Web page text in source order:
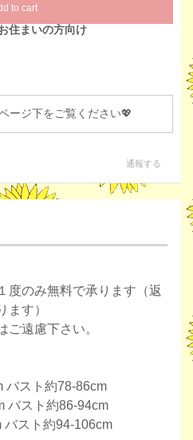
to cart
住まいの方向け
ージ下をご覧ください💖
通報する
のみ無料で承ります（返
ます）
遠慮下さい。
バスト約78-86cm
バスト約86-94cm
バスト約94-106cm